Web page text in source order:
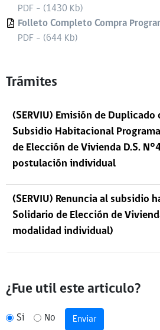
PDF - (1430 Kb)
Folleto Completo Compra
PDF - (644 Kb)
Trámites
(SERVIU) Emisión de
Subsidio Habitacional
de Elección de Vivienda D.S.
postulación individual
(SERVIU) Renuncia al subsidio
Solidario de Elección de
modalidad individual)
¿Fue util este articulo?
Si No Enviar